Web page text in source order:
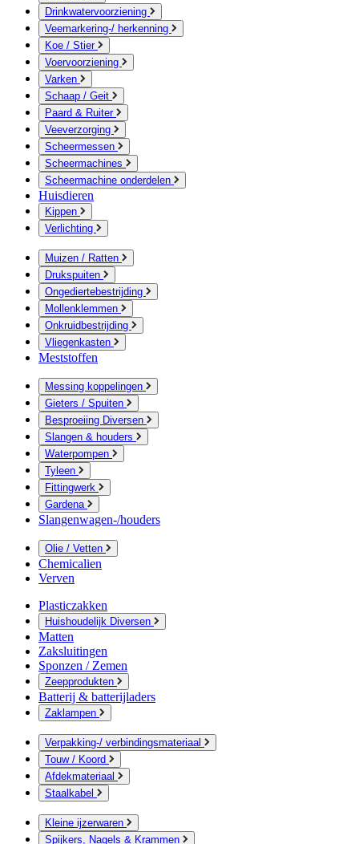
Drinkwatervoorziening
Veemarkering-/ herkenning
Koe / Stier
Voervoorziening
Varken
Schaap / Geit
Paard & Ruiter
Veeverzorging
Scheermessen
Scheermachines
Scheermachine onderdelen
Huisdieren
Kippen
Verlichting
Muizen / Ratten
Drukspuiten
Ongediertebestrijding
Mollenklemmen
Onkruidbestrijding
Vliegenkasten
Meststoffen
Messing koppelingen
Gieters / Spuiten
Besproeiing Diversen
Slangen & houders
Waterpompen
Tyleen
Fittingwerk
Gardena
Slangenwagen-/houders
Olie / Vetten
Chemicalien
Verven
Plasticzakken
Huishoudelijk Diversen
Matten
Zaksluitingen
Sponzen / Zemen
Zeepprodukten
Batterij & batterijladers
Zaklampen
Verpakking-/ verbindingsmateriaal
Touw / Koord
Afdekmateriaal
Staalkabel
Kleine ijzerwaren
Spijkers, Nagels & Krammen